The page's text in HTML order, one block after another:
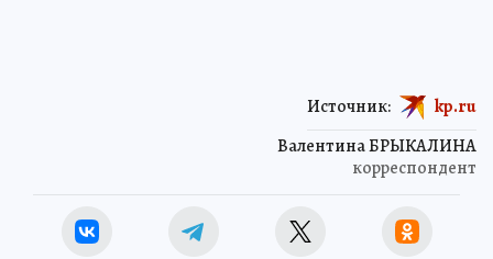
Валентина БРЫКАЛИНА
корреспондент
Источник: kp.ru